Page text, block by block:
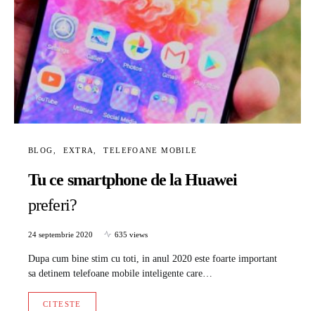
BLOG EXTRA TELEFOANE MOBILE
Tu ce smartphone de la Huawei
preferi?
24 septembrie 2020 635 views
Dupa cum bine stim cu toti, in anul 2020 este foarte important
sa detinem telefoane mobile inteligente care…
CITESTE